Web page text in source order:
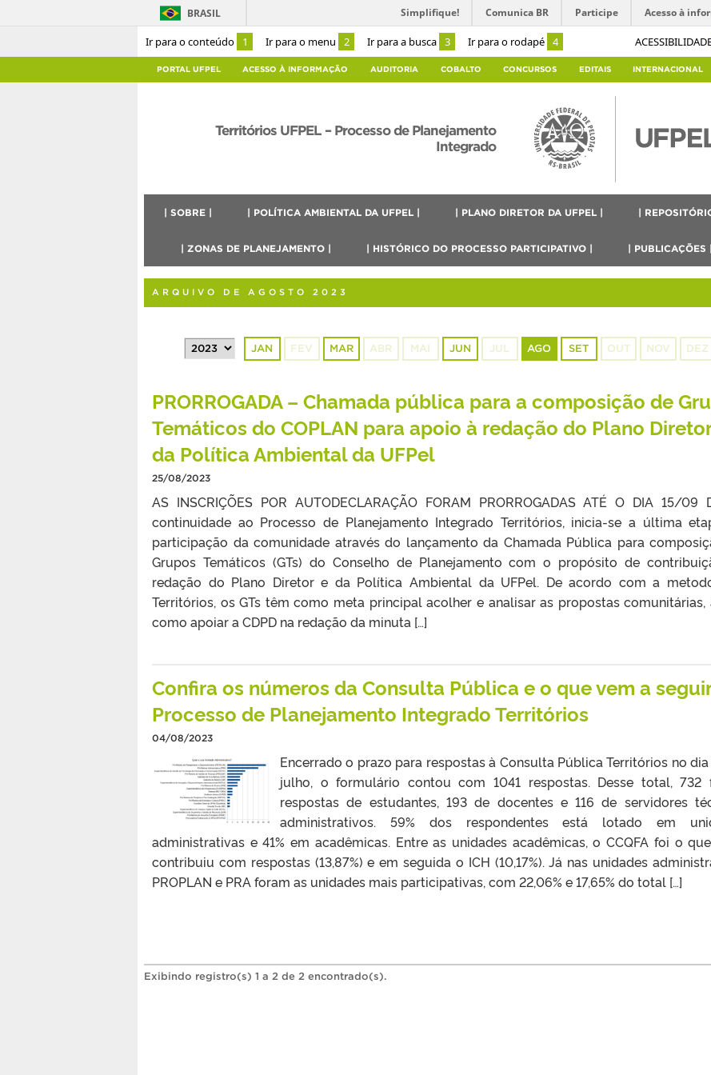
Ir para o conteúdo 1 Ir para o menu 2 Ir para a busca 3 Ir para o rodapé 4
BRASIL Simplifique! Comunica BR Participe Acesso à
PORTAL UFPEL ACESSO À INFORMAÇÃO AUDITORIA COBALTO CONCURSOS EDITAIS INTERNACIONAL
Territórios UFPEL – Processo de Planejamento
Integrado
| SOBRE | | POLÍTICA AMBIENTAL DA UFPEL | | PLANO DIRETOR DA UFPEL | |
| ZONAS DE PLANEJAMENTO | | HISTÓRICO DO PROCESSO PARTICIPATIVO | | PUBLICAÇÕES |
ARQUIVO DE AGOSTO 2023
JAN FEV MAR ABR MAI JUN JUL AGO SET OUT NOV DEZ
PRORROGADA – Chamada pública para a composição de
Temáticos do COPLAN para apoio à redação do Plano
da Política Ambiental da UFPel
25/08/2023
AS INSCRIÇÕES POR AUTODECLARAÇÃO FORAM PRORROGADAS ATÉ O DIA 15/09
continuidade ao Processo de Planejamento Integrado Territórios, inicia-se a última
participação da comunidade através do lançamento da Chamada Pública para
Grupos Temáticos (GTs) do Conselho de Planejamento com o propósito de
redação do Plano Diretor e da Política Ambiental da UFPel. De acordo com a
Territórios, os GTs têm como meta principal acolher e analisar as propostas comunitárias,
como apoiar a CDPD na redação da minuta […]
Confira os números da Consulta Pública e o que vem a
Processo de Planejamento Integrado Territórios
04/08/2023
Encerrado o prazo para respostas à Consulta Pública Territórios no
julho, o formulário contou com 1041 respostas. Desse total, 732
respostas de estudantes, 193 de docentes e 116 de servidores
administrativos. 59% dos respondentes está lotado em
administrativas e 41% em acadêmicas. Entre as unidades acadêmicas, o CCQFA foi o
contribuiu com respostas (13,87%) e em seguida o ICH (10,17%). Já nas unidades
PROPLAN e PRA foram as unidades mais participativas, com 22,06% e 17,65% do total […]
Exibindo registro(s) 1 a 2 de 2 encontrado(s).